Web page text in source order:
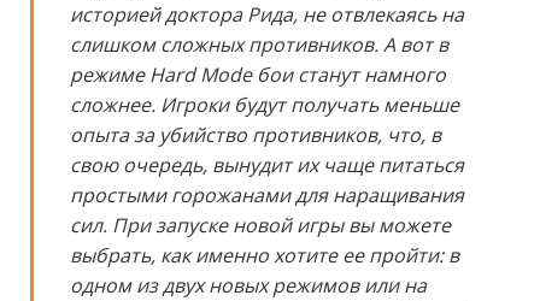
историей доктора Рида, не отвлекаясь на
слишком сложных противников. А вот в
режиме Hard Mode бои станут намного
сложнее. Игроки будут получать меньше
опыта за убийство противников, что, в
свою очередь, вынудит их чаще питаться
простыми горожанами для наращивания
сил. При запуске новой игры вы можете
выбрать, как именно хотите ее пройти: в
одном из двух новых режимов или на